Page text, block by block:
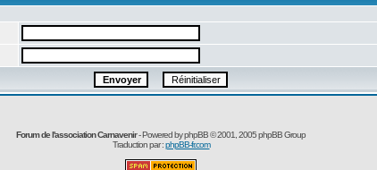
Forum de l'association Carnavenir- Powered byphpBB© 2001, 2005 phpBB Group
Traduction par :phpBB-fr.com